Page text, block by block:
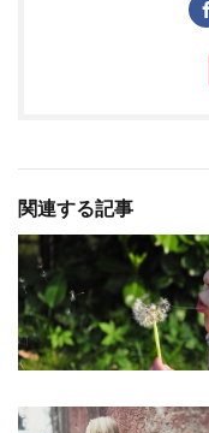
関連する記事